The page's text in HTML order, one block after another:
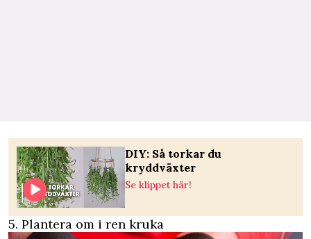
DIY: Så torkar du
kryddväxter
Se klippet här!
5. Plantera om i ren kruka